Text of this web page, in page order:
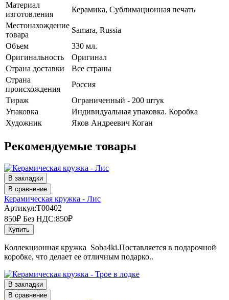
Материал
изготовления
Керамика, Сублимационная печать
Местонахождение
товара
Samara, Russia
Объем
330 мл.
Оригинальность
Оригинал
Страна доставки
Все страны
Страна
происхождения
Россия
Тираж
Ограниченный - 200 штук
Упаковка
Индивидуальная упаковка. Коробка
Художник
Яков Андреевич Коган
Рекомендуемые товары
В закладки
В сравнение
Керамическая кружка - Лис
Артикул:T00402
850₽ Без НДС:850₽
Купить
Коллекционная кружка Soba4ki.Поставляется в подарочной
коробке, что делает ее отличным подарко..
В закладки
В сравнение